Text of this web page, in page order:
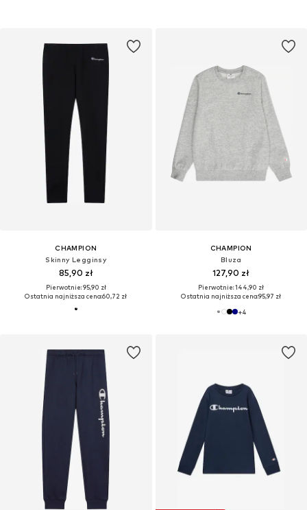
CHAMPION
Skinny Legginsy
85,90 zł
Pierwotnie: 95,90 zł
Ostatnia najniższa cena:60,72 zł
CHAMPION
Bluza
127,90 zł
Pierwotnie: 144,90 zł
Ostatnia najniższa cena:95,97 zł
+4